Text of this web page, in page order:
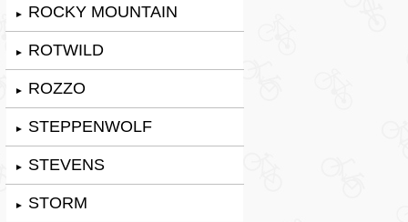
► ROCKY MOUNTAIN
► ROTWILD
► ROZZO
► STEPPENWOLF
► STEVENS
► STORM